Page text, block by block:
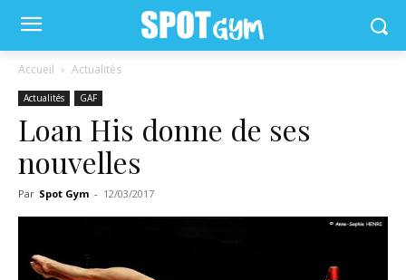
Accueil Actualités
Actualités GAF
Loan His donne de ses
nouvelles
Par Spot Gym - 12/03/2017